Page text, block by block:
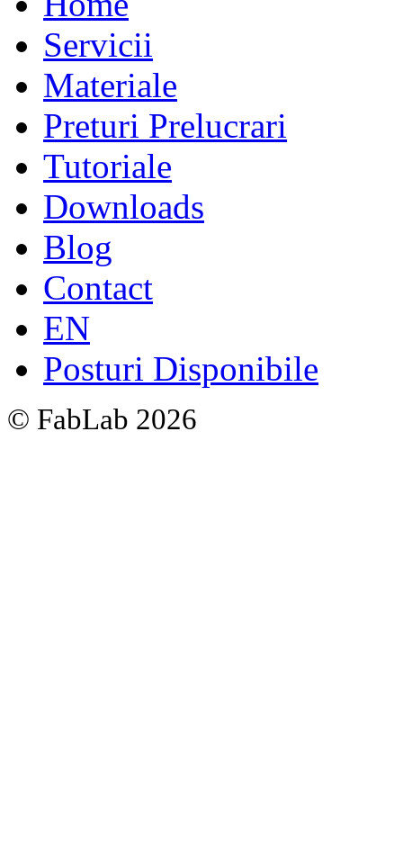
Servicii
Materiale
Preturi Prelucrari
Tutoriale
Downloads
Blog
Contact
EN
Posturi Disponibile
© FabLab 2026